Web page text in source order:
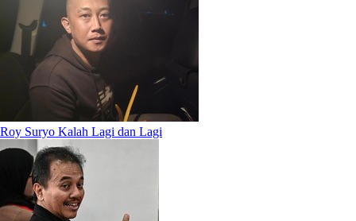
Roy Suryo Kalah Lagi dan Lagi